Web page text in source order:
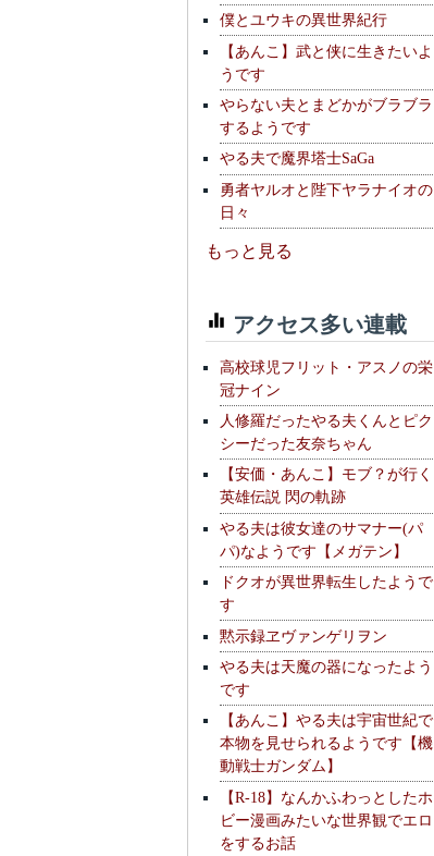
僕とユウキの異世界紀行
【あんこ】武と侠に生きたいよ
うです
やらない夫とまどかがブラブラ
するようです
やる夫で魔界塔士SaGa
勇者ヤルオと陛下ヤラナイオの
日々
もっと見る
アクセス多い連載
高校球児フリット・アスノの栄
冠ナイン
人修羅だったやる夫くんとピク
シーだった友奈ちゃん
【安価・あんこ】モブ？が行く
英雄伝説 閃の軌跡
やる夫は彼女達のサマナー(パ
パ)なようです【メガテン】
ドクオが異世界転生したようで
す
黙示録ヱヴァンゲリヲン
やる夫は天魔の器になったよう
です
【あんこ】やる夫は宇宙世紀で
本物を見せられるようです【機
動戦士ガンダム】
【R-18】なんかふわっとしたホ
ビー漫画みたいな世界観でエロ
をするお話